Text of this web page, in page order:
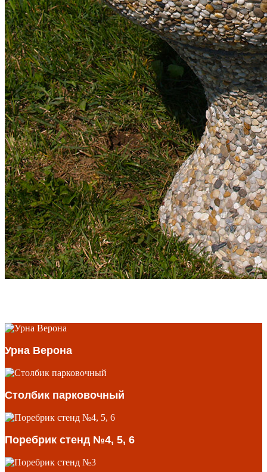
Урна Верона
Столбик парковочный
Поребрик стенд №4, 5, 6